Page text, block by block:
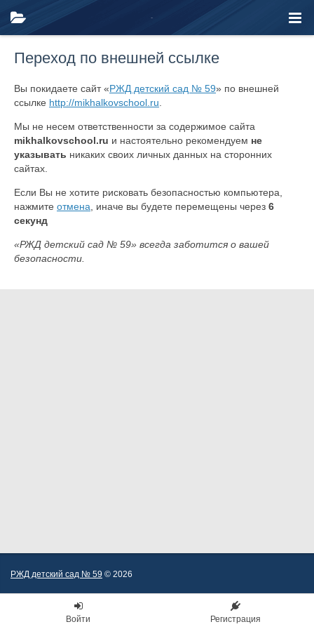
Переход по внешней ссылке
Вы покидаете сайт «РЖД детский сад № 59» по внешней
ссылке http://mikhalkovschool.ru
Мы не несем ответственности за содержимое сайта
mikhalkovschool.ru и настоятельно рекомендуем не
указывать никаких своих личных данных на сторонних
сайтах.
Если Вы не хотите рисковать безопасностью компьютера,
нажмите отмена , иначе вы будете перемещены через 6
секунд
«РЖД детский сад № 59» всегда заботится о вашей
безопасности.
РЖД детский сад № 59 © 2026
Войти Регистрация